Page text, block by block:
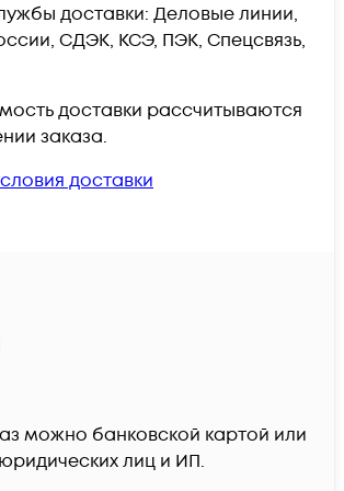
доставки: Деловые линии,
СДЭК, КСЭ, ПЭК, Спецсвязь,
доставки рассчитываются
заказа.
доставки
можно банковской картой или
лиц и ИП.